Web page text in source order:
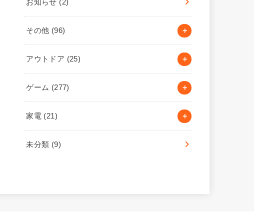
お知らせ (2)
その他 (96)
アウトドア (25)
ゲーム (277)
家電 (21)
未分類 (9)